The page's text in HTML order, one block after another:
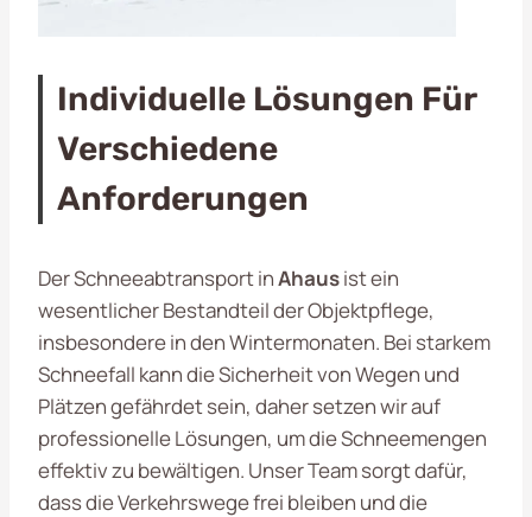
Individuelle Lösungen Für
Verschiedene
Anforderungen
Der Schneeabtransport inAhausist ein
wesentlicher Bestandteil der Objektpflege,
insbesondere in den Wintermonaten. Bei starkem
Schneefall kann die Sicherheit von Wegen und
Plätzen gefährdet sein, daher setzen wir auf
professionelle Lösungen, um die Schneemengen
effektiv zu bewältigen. Unser Team sorgt dafür,
dass die Verkehrswege frei bleiben und die